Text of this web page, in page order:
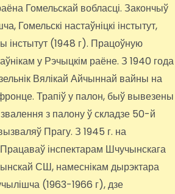
Гомельскай вобласці. Закончыў
Гомельскі настаўніцкі інстытут,
інстытут (1948 г). Працоўную
у Рэчыцкім раёне. З 1940 года
Вялікай Айчыннай вайны на
Трапіў у палон, быў вывезены
з палону ў складзе 50-й
Прагу. З 1945 г. на
інспектарам Шчучынскага
СШ, намеснікам дырэктара
(1963-1966 г), дзе